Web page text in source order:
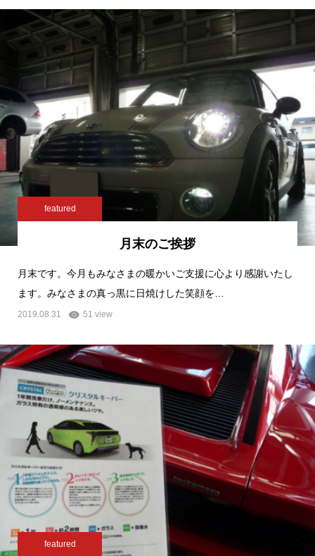
featured
月末のご挨拶
月末です。今月もみなさまの暖かいご支援に心より感謝いたし
ます。みなさまの真っ黒に日焼けした笑顔を…
2019.08.31 51 view
featured